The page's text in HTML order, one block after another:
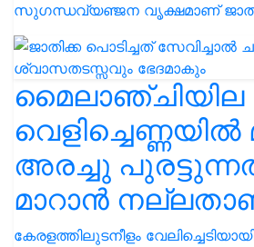
സുഗന്ധവ്യഞ്ജന വൃക്ഷമാണ്
മൈലാഞ്ചിയില
വെളിച്ചെണ്ണയിൽ
അരച്ചു
മാറാൻ
കേരളത്തിലുടനീളം